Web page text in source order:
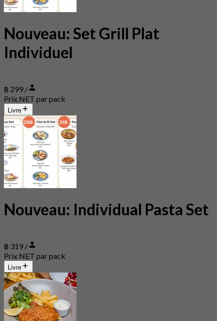
Nouveau: Set Grill Plat
Individuel
฿ 299 /
Prix NET par pack
Livre
Nouveau: Individual Pasta Set
฿ 319 /
Prix NET par pack
Livre